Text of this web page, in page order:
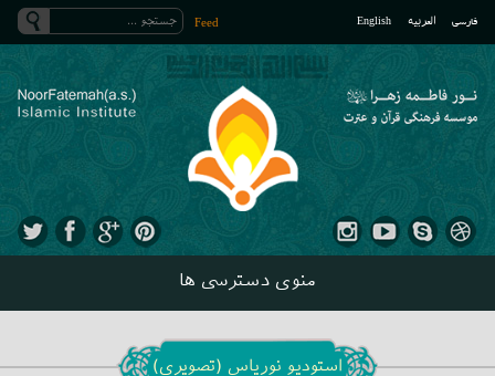
فارسی العربیه English
Feed
منوی دسترسی ها
استودیو نوریاس (تصویری)